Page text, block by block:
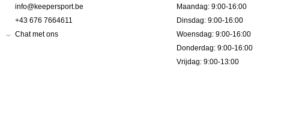
info@keepersport.be
+43 676 7664611
Chat met ons
Maandag: 9:00-16:00
Dinsdag: 9:00-16:00
Woensdag: 9:00-16:00
Donderdag: 9:00-16:00
Vrijdag: 9:00-13:00